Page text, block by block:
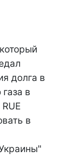
долга в
в
в